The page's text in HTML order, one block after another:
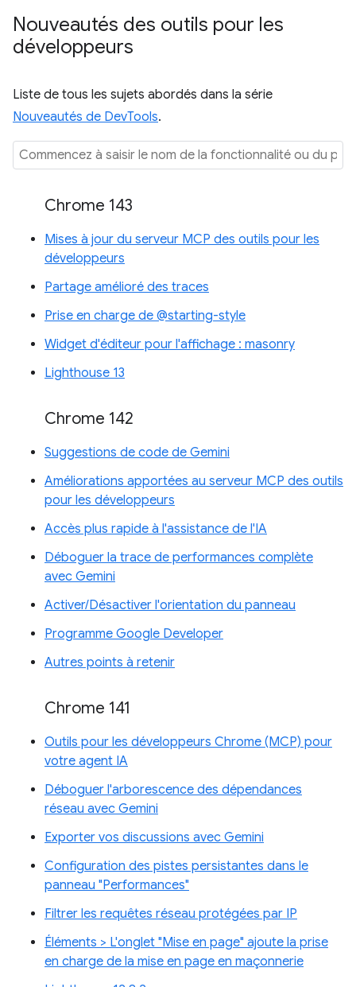
Nouveautés des outils pour les
développeurs
Liste de tous les sujets abordés dans la série
Nouveautés de DevTools.
Chrome 143
Mises à jour du serveur MCP des outils pour les
développeurs
Partage amélioré des traces
Prise en charge de @starting-style
Widget d'éditeur pour l'affichage : masonry
Lighthouse 13
Chrome 142
Suggestions de code de Gemini
Améliorations apportées au serveur MCP des outils
pour les développeurs
Accès plus rapide à l'assistance de l'IA
Déboguer la trace de performances complète
avec Gemini
Activer/Désactiver l'orientation du panneau
Programme Google Developer
Autres points à retenir
Chrome 141
Outils pour les développeurs Chrome (MCP) pour
votre agent IA
Déboguer l'arborescence des dépendances
réseau avec Gemini
Exporter vos discussions avec Gemini
Configuration des pistes persistantes dans le
panneau "Performances"
Filtrer les requêtes réseau protégées par IP
Éléments > L'onglet "Mise en page" ajoute la prise
en charge de la mise en page en maçonnerie